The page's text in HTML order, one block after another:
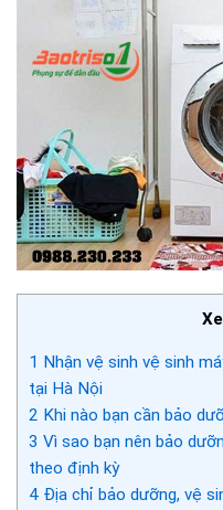
1 Nhận vệ sinh vệ sinh
tại Hà Nội
2 Khi nào bạn cần bảo
3 Vì sao bạn nên bảo
theo định kỳ
4 Địa chỉ bảo dưỡng, vệ